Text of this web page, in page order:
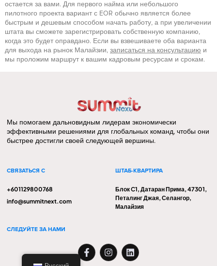
остается за вами. Для первого найма или небольшого
пилотного проекта вариант с EOR обычно является более
быстрым и дешевым способом начать работу, а при увеличении
штата вы сможете зарегистрировать собственную компанию,
когда это будет оправдано. Если вы взвешиваете оба варианта
для выхода на рынок Малайзии, записаться на консультацию и
мы проложим маршрут к вашим кадровым ресурсам и срокам.
Мы помогаем дальновидным лидерам экономически
эффективными решениями для глобальных команд, чтобы они
быстрее достигли своей следующей вершины.
СВЯЗАТЬСЯ С
+601129800768
info@summitnext.com
ШТАБ-КВАРТИРА
Блок C1, Датаран Прима, 47301,
Петалинг Джая, Селангор,
Малайзия
СЛЕДУЙТЕ ЗА НАМИ